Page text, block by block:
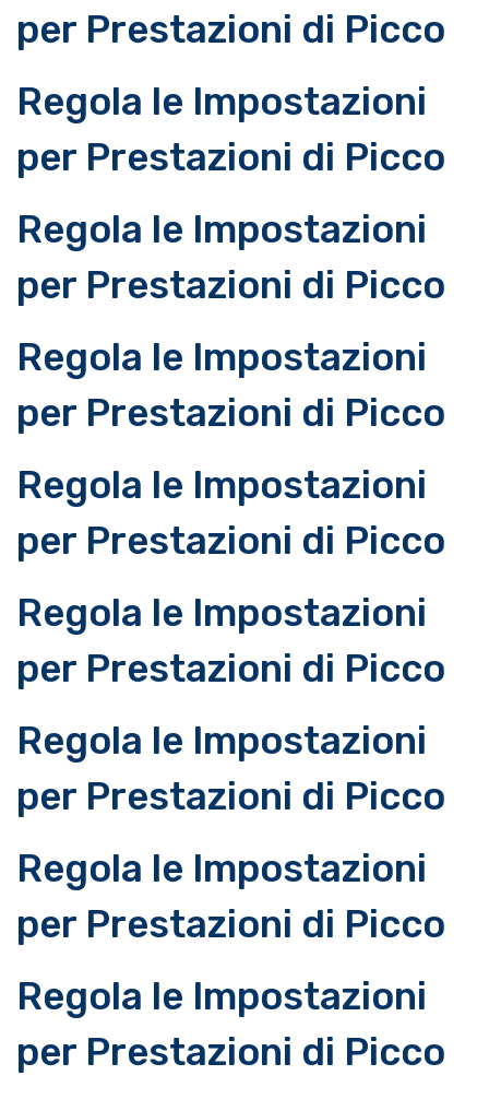
per Prestazioni di Picco
Regola le Impostazioni
per Prestazioni di Picco
Regola le Impostazioni
per Prestazioni di Picco
Regola le Impostazioni
per Prestazioni di Picco
Regola le Impostazioni
per Prestazioni di Picco
Regola le Impostazioni
per Prestazioni di Picco
Regola le Impostazioni
per Prestazioni di Picco
Regola le Impostazioni
per Prestazioni di Picco
Regola le Impostazioni
per Prestazioni di Picco